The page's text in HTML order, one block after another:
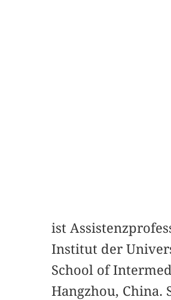
ist
Institut der
School of
Hangzhou, China.